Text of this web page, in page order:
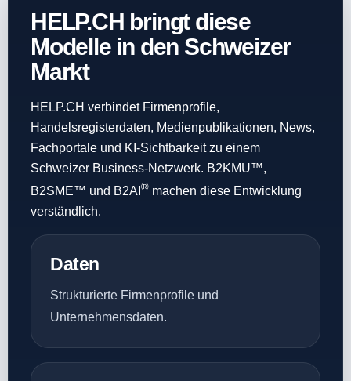
HELP.CH bringt diese
Modelle in den Schweizer
Markt
HELP.CH verbindet Firmenprofile,
Handelsregisterdaten, Medienpublikationen, News,
Fachportale und KI-Sichtbarkeit zu einem
Schweizer Business-Netzwerk. B2KMU™,
B2SME™ und B2AI ® machen diese Entwicklung
verständlich.
Daten
Strukturierte Firmenprofile und
Unternehmensdaten.